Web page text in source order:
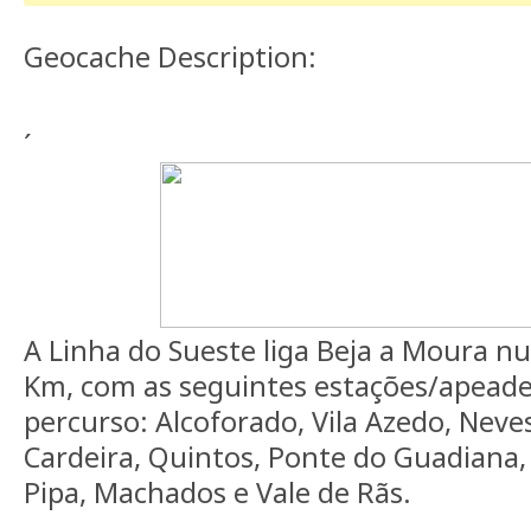
Geocache Description:
´
A Linha do Sueste liga Beja a Moura
Km, com as seguintes estações/
percurso: Alcoforado, Vila Azedo,
Cardeira, Quintos, Ponte do
Pipa, Machados e Vale de Rãs.